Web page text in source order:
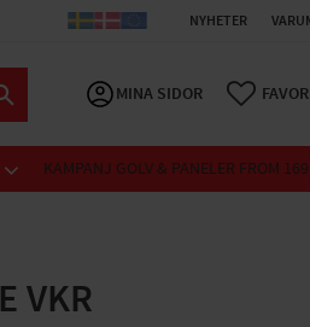
NYHETER
MINA SIDOR
KAMPANJ GOLV & PANELER FROM
VKR